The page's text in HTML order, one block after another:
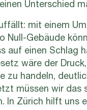
Unterschied
mit einem
Null-Gebäude
auf einen Schlag
wäre der
zu handeln,
müssen wir das
In Zürich hilft uns